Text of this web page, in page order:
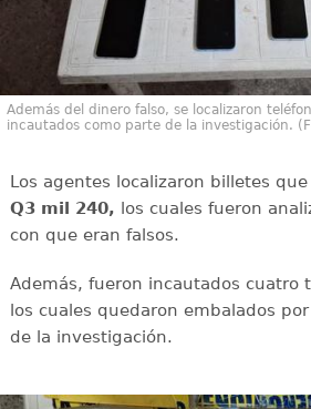
Además del dinero falso, se localizaron
incautados como parte de la investigación.
Los agentes localizaron billetes
Q3 mil 240, los cuales fueron
con que eran falsos.
Además, fueron incautados cuatro
los cuales quedaron embalados
de la investigación.